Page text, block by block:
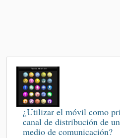
¿Utilizar el móvil como
canal de distribución de un
medio de comunicación?